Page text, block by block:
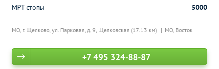
МО, г. Щелково, ул. Парковая, д. 9, Щелковская (17.13 км) МО, Восток
МРТ стопы
5000
+7 495 324-88-87